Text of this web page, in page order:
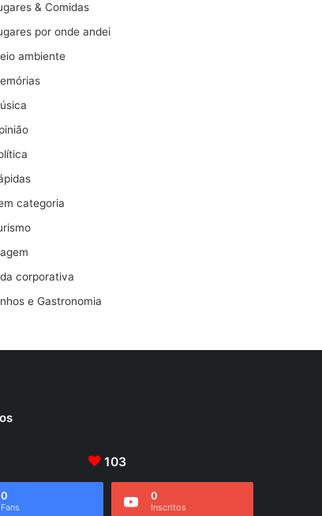
& Comidas
por onde andei
ambiente
categoria
corporativa
e Gastronomia
103
0
Fans
0
Inscritos